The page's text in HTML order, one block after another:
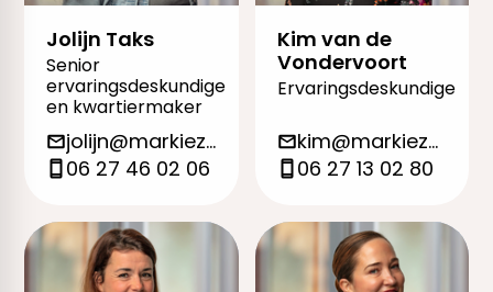
Jolijn Taks
Senior
ervaringsdeskundige
en kwartiermaker
jolijn@markieza.org
06 27 46 02 06
Kim van de
Vondervoort
Ervaringsdeskundige
kim@markieza.org
06 27 13 02 80